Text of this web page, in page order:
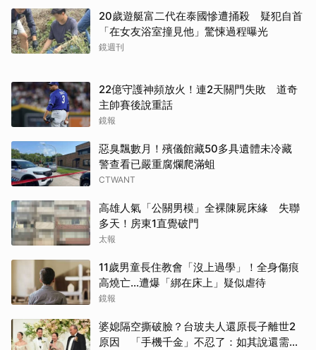
20歲遊艇富二代在泰國慘遭捅殺 疑犯自首
「在女友浴室撞見他」驚悚過程曝光
鏡週刊
22億守護神頻放火！連2天關門失敗 道奇
主帥賽後說重話
鏡報
惡臭飄數月！殯儀館藏50多具遺體未冷藏
警查看已嚴重腐爛爬滿蛆
CTWANT
高雄人氣「公關男模」全裸陳屍床緣 失聯
多天！房東1直覺破門
太報
11歲男童長住教會「沒上過學」！全身傷痕
高燒亡…遭爆「綁在床上」疑似虐待
鏡報
婆媳隔空撕破臉？台玻夫人還原長子離世2
原因 「手機千金」不忍了：如其說還需要